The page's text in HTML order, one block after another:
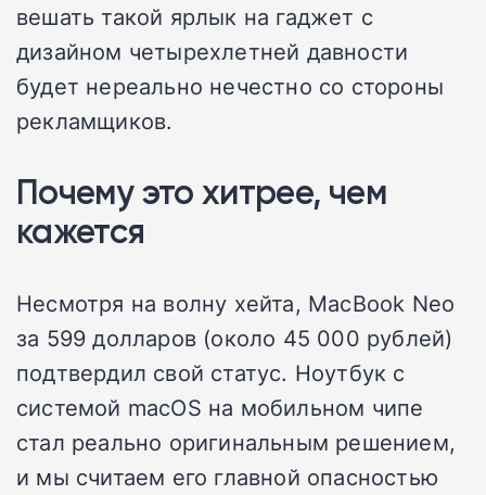
вешать такой ярлык на гаджет с
дизайном четырехлетней давности
будет нереально нечестно со стороны
рекламщиков.
Почему это хитрее, чем
кажется
Несмотря на волну хейта, MacBook Neo
за 599 долларов (около 45 000 рублей)
подтвердил свой статус. Ноутбук с
системой macOS на мобильном чипе
стал реально оригинальным решением,
и мы считаем его главной опасностью